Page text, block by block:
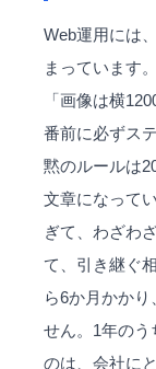
Web運用には
まっています
「画像は横
番前に必ずス
黙のルールは
文章になって
ぎて、わざわ
て、引き継ぐ
ら6か月かか
せん。1年のう
のは、会社に